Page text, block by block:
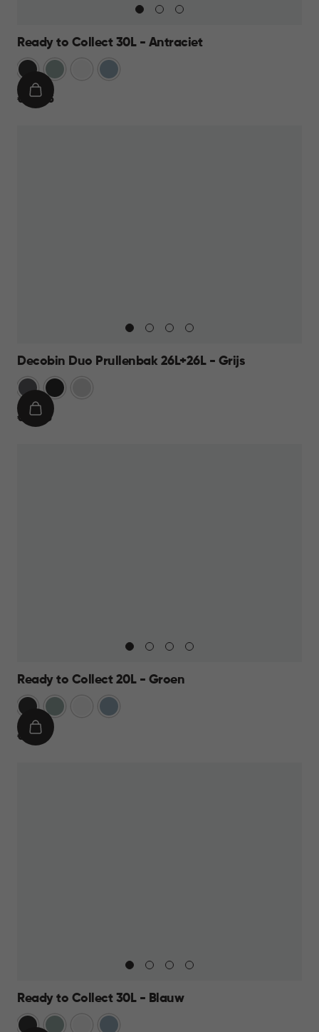
Ready to Collect 30L - Antraciet
Donkergrijs
Groen Blauw
€
€ 24,95
IN
Decobin Duo Prullenbak 26L+26L - Grijs
Grijs Zwart
€
€ 69,95
IN
Ready to Collect 20L - Groen
Donkergrijs
Groen Blauw
€
€ 19,95
IN
Ready to Collect 30L - Blauw
Donkergrijs
Groen Blauw